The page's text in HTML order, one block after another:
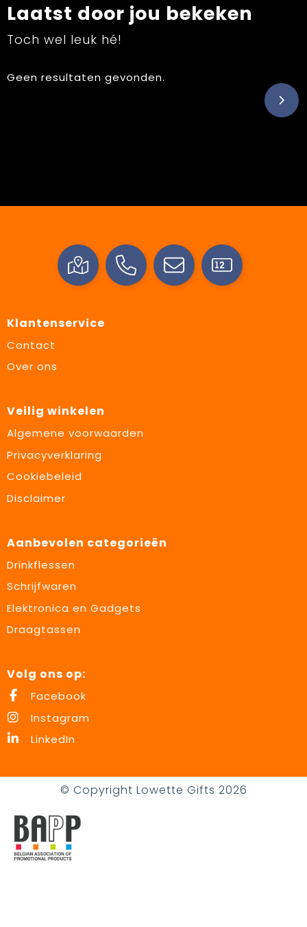
Laatst door jou bekeken
Toch wel leuk hé!
Geen resultaten gevonden.
Klantenservice
Contact
Over ons
Veilig winkelen
Algemene voorwaarden
Privacyverklaring
Cookiebeleid
Disclaimer
Aanbevolen categorieën
Drinkflessen
Schrijfwaren
Elektronica en Gadgets
Draagtassen
Volg ons op:
Facebook
Instagram
LinkedIn
© Copyright Lowette Gifts 2026